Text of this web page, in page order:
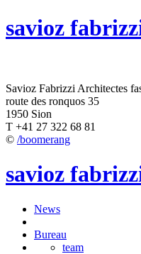
savioz
Savioz Fabrizzi Architectes
route des ronquos 35
1950 Sion
T +41 27 322 68 81
© /boomerang
savioz
News
Bureau
team